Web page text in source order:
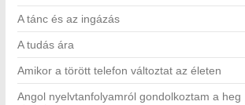
A tánc és az ingázás
A tudás ára
Amikor a törött telefon változtat az életen
Angol nyelvtanfolyamról gondolkoztam a heg